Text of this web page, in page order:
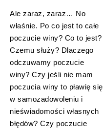
Ale zaraz, zaraz… No
właśnie. Po co jest to całe
poczucie winy? Co to jest?
Czemu służy? Dlaczego
odczuwamy poczucie
winy? Czy jeśli nie mam
poczucia winy to pławię się
w samozadowoleniu i
nieświadomości własnych
błędów? Czy poczucie